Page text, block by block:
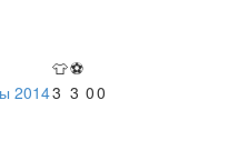
👕⚽
20143 3 00